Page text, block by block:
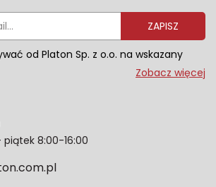
ZAPISZ
od Platon Sp. z o.o. na wskazany
e-mail informacje marketingowe
osobowych znajdziesz w naszej
Wycofanie zgody nie wpłynie na
przetwarzania dokonanego przed
Zobacz więcej
piątek 8:00-16:00